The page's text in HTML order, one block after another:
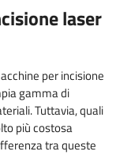
laser
per incisione
gamma di
Tuttavia, quali
più costosa
tra queste